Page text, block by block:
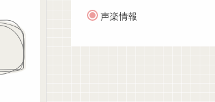
声楽情報